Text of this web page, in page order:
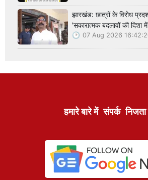
झारखंड: छात्रों के विरोध
'सकारात्मक बदलावों की दिशा
07 Aug 2026
हमारे बारे में संपर्क निजता